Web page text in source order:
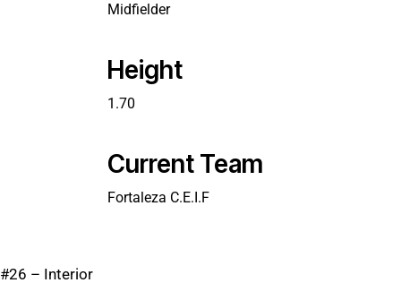
Midfielder
Height
1.70
Current Team
Fortaleza C.E.I.F
#26 – Interior